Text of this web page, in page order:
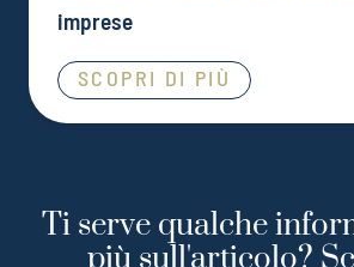
imprese
SCOPRI DI PIÙ
Ti serve qualche
più sull'articolo?